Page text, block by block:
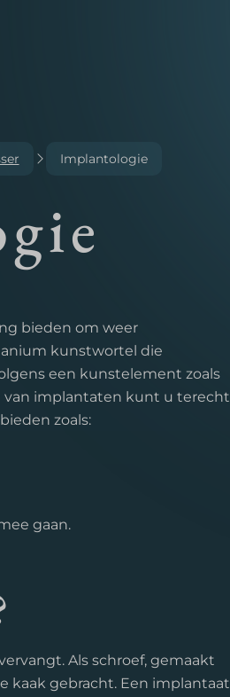
Implantologie
bieden om weer
kunstwortel die
een kunstelement zoals
van implantaten kunt u terecht
zoals:
gaan.
Als schroef, gemaakt
kaak gebracht. Een implantaat